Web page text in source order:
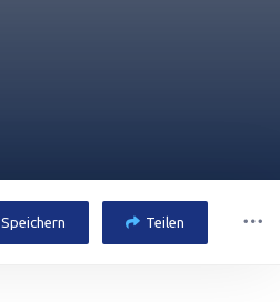
Speichern Teilen